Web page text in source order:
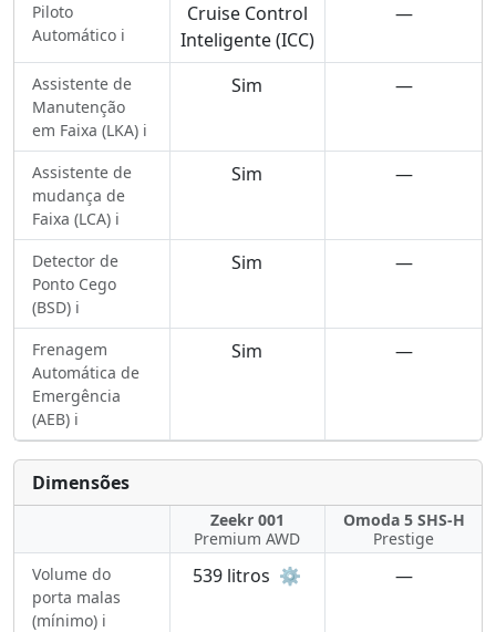
Piloto
Automático ℹ️
Cruise Control
Inteligente (ICC)
—
Assistente de
Manutenção
em Faixa (LKA) ℹ️
Sim —
Assistente de
mudança de
Faixa (LCA) ℹ️
Sim —
Detector de
Ponto Cego
(BSD) ℹ️
Sim —
Frenagem
Automática de
Emergência
(AEB) ℹ️
Sim —
Dimensões
Zeekr 001
Premium AWD
Omoda 5 SHS-H
Prestige
Volume do
porta malas
(mínimo) ℹ️
539 litros ⚙️ —